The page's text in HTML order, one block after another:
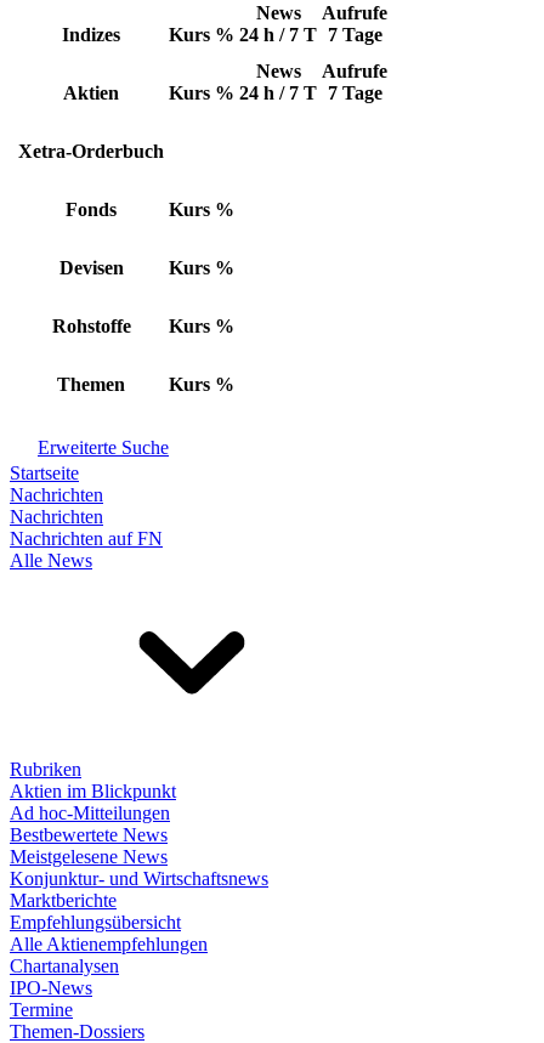
Indizes Kurs %
News
24 h / 7 T
Aufrufe
7 Tage
Aktien Kurs %
News
24 h / 7 T
Aufrufe
7 Tage
Xetra-Orderbuch
Fonds Kurs %
Devisen Kurs %
Rohstoffe Kurs %
Themen Kurs %
Erweiterte Suche
Startseite
Nachrichten
Nachrichten
Nachrichten auf FN
Alle News
Rubriken
Aktien im Blickpunkt
Ad hoc-Mitteilungen
Bestbewertete News
Meistgelesene News
Konjunktur- und Wirtschaftsnews
Marktberichte
Empfehlungsübersicht
Alle Aktienempfehlungen
Chartanalysen
IPO-News
Termine
Themen-Dossiers